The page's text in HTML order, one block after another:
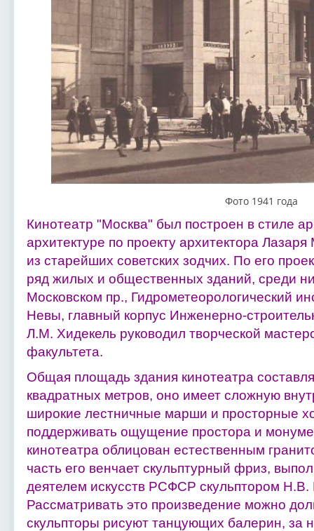
Фото 1941 года
Кинотеатр "Москва" был построен в стиле
архитектуре по проекту архитектора
из старейших совет­ских зодчих. По его
ряд жилых и общественных зданий, среди
Московском пр., Гидро­метеорологический
Невы, главный корпус Инженерно-
Л.М. Хидекель руководил творческой
факультета.
Общая площадь здания кинотеатра
квадратных метров, оно имеет сложную
широкие лестничные марши и просторные
поддерживать ощущение простора и
кинотеатра облицован естествен­ным
часть его венчает скульптурный фриз,
деятелем искусств РСФСР скульптором Н.В.
Рассматривать это произведение можно
скульпторы рисуют танцующих балерин, за